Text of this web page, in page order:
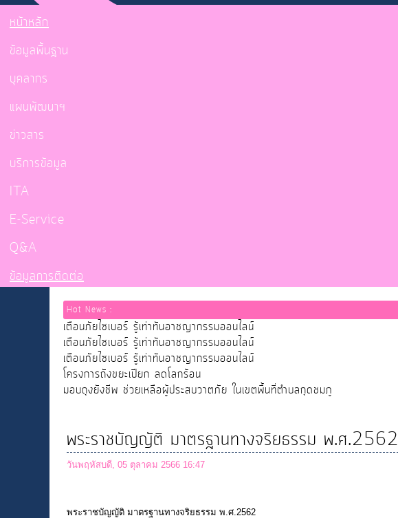
หน้าหลัก
ข้อมูลพื้นฐาน
บุคลากร
แผนพัฒนาฯ
ข่าวสาร
บริการข้อมูล
ITA
E-Service
Q&A
ข้อมูลการติดต่อ
Hot News :
เตือนภัยไซเบอร์ รู้เท่าทันอาชญากรรมออนไลน์
เตือนภัยไซเบอร์ รู้เท่าทันอาชญากรรมออนไลน์
เตือนภัยไซเบอร์ รู้เท่าทันอาชญากรรมออนไลน์
โครงการถังขยะเปียก ลดโลกร้อน
มอบถุงยังชีพ ช่วยเหลือผู้ประสบวาตภัย ในเขตพื้นที่ตำบลกุดชมภู
พระราชบัญญัติ มาตรฐานทางจริยธรรม พ.ศ.2562
วันพฤหัสบดี, 05 ตุลาคม 2566 16:47
พระราชบัญญัติ มาตรฐานทางจริยธรรม พ.ศ.2562